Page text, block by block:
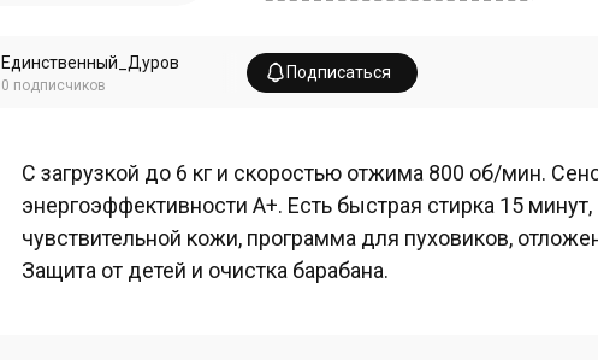
Единственный_Дуров
0 подписчиков
Подписаться
С загрузкой до 6 кг и скоростью отжима 800 об/мин.
энергоэффективности A+. Есть быстрая стирка 15
чувствительной кожи, программа для пуховиков,
Защита от детей и очистка барабана.